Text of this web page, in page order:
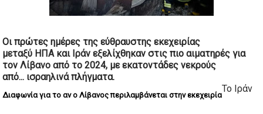
Οι πρώτες ημέρες της εύθραυστης εκεχειρίας
μεταξύ ΗΠΑ και Ιράν εξελίχθηκαν στις πιο αιματηρές για
τον Λίβανο από το 2024, με εκατοντάδες νεκρούς
από... ισραηλινά πλήγματα.
Διαφωνία για το αν ο Λίβανος περιλαμβάνεται στην εκεχειρία
Το Ιράν